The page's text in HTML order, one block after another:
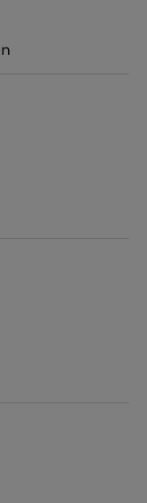
5 Sternen
5 Sternen
von 5 Sternen